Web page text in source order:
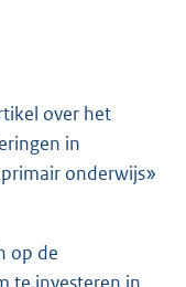
over het
in
onderwijs»
op de